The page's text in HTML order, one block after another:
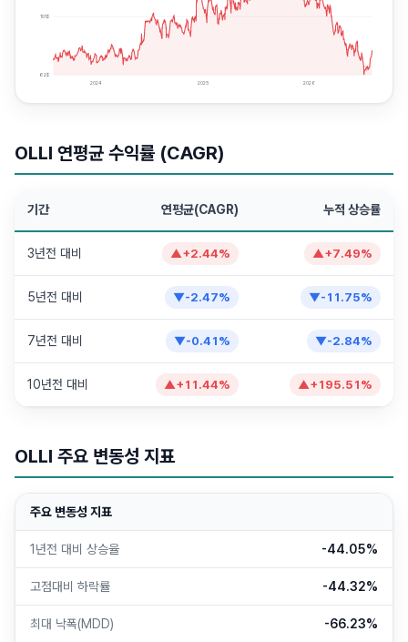
101$
62$
2024 2025 2026
OLLI 연평균 수익률 (CAGR)
기간 연평균(CAGR) 누적 상승률
3년전 대비 ▲+2.44% ▲+7.49%
5년전 대비 ▼-2.47% ▼-11.75%
7년전 대비 ▼-0.41 % ▼-2.84%
10년전 대비 ▲+ 11.44% ▲+ 195.51 %
OLLI 주요 변동성 지표
주요 변동성 지표
1년전 대비 상승율 -44.05%
고점대비 하락률 -44.32%
최대 낙폭(MDD) -66.23%